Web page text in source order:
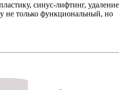
синус-лифтинг, удаление
не только функциональный, но